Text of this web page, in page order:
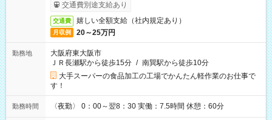
交通費別途支給あり
交通費 嬉しい全額支給（社内規定あり）
月収例 20～25万円
勤務地
大阪府東大阪市
ＪＲ長瀬駅から徒歩15分 / 南巽駅から徒歩10分
大手スーパーの食品加工の工場でかんたん軽作業のお仕事で
す！
勤務時間 〈夜勤〉 0：00～翌8：30 実働：7.5時間 休憩：60分